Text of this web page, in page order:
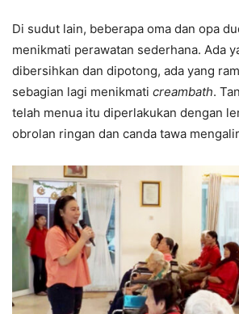
Di sudut lain, beberapa oma dan opa
menikmati perawatan sederhana. Ada
dibersihkan dan dipotong, ada yang
sebagian lagi menikmati creambath.
telah menua itu diperlakukan dengan
obrolan ringan dan canda tawa